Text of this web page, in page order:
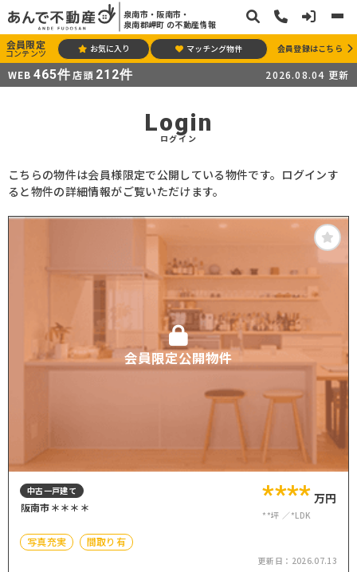
泉南市・阪南市・
泉南郡岬町 の不動産情報
会員限定
コンテンツ お気に入り マッチング物件 会員登録はこちら
WEB 465件 店頭 212件 2026.08.04 更新
Login
ログイン
こちらの物件は会員様限定で公開している物件です。ログインす
ると物件の詳細情報がご覧いただけます。
会員限定公開物件
中古一戸建て
阪南市＊＊＊＊ **** 万円
**坪 *LDK
写真充実 間取り有
更新日： 2026.07.13